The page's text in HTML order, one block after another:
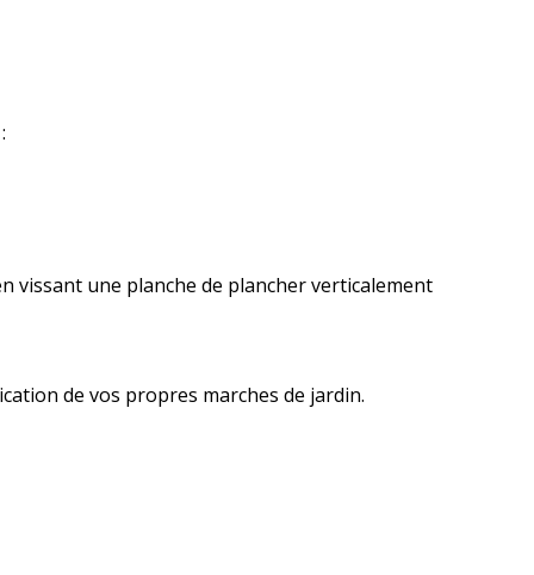
vissant une planche de plancher verticalement
de vos propres marches de jardin.